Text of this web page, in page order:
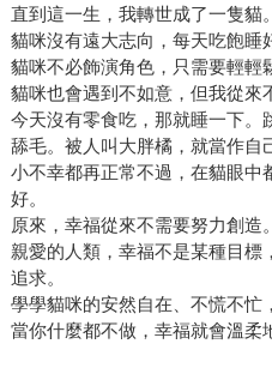
直到這一生，我轉世成了一隻貓。
貓咪沒有遠大志向，每天吃飽睡
貓咪不必飾演角色，只需要輕輕
貓咪也會遇到不如意，但我從來
今天沒有零食吃，那就睡一下。
舔毛。被人叫大胖橘，就當作自
小不幸都再正常不過，在貓眼中
好。
原來，幸福從來不需要努力創造。
親愛的人類，幸福不是某種目
追求。
學學貓咪的安然自在、不慌不忙
當你什麼都不做，幸福就會溫柔